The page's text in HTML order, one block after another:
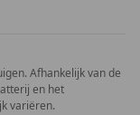
Afhankelijk van de
en het
variëren.